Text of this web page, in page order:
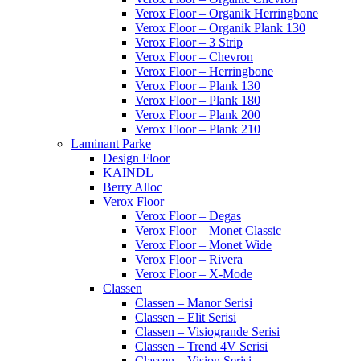
Verox Floor – Organik Herringbone
Verox Floor – Organik Plank 130
Verox Floor – 3 Strip
Verox Floor – Chevron
Verox Floor – Herringbone
Verox Floor – Plank 130
Verox Floor – Plank 180
Verox Floor – Plank 200
Verox Floor – Plank 210
Laminant Parke
Design Floor
KAINDL
Berry Alloc
Verox Floor
Verox Floor – Degas
Verox Floor – Monet Classic
Verox Floor – Monet Wide
Verox Floor – Rivera
Verox Floor – X-Mode
Classen
Classen – Manor Serisi
Classen – Elit Serisi
Classen – Visiogrande Serisi
Classen – Trend 4V Serisi